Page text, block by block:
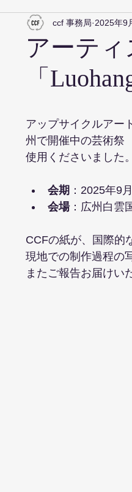
アーテ
「
ccf 事務局 2025年9
アップサイクルアー
州で開催中の芸術祭
使用くださいました。
会期 ：2025年9
会場：広州白雲
CCFの紙が、国際的
現地での制作過程の
またご報告お届けい